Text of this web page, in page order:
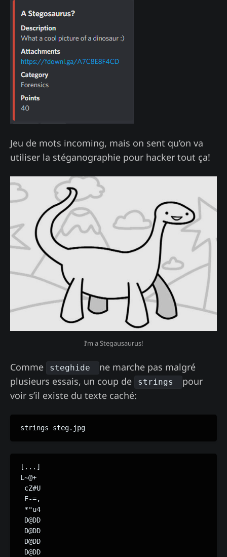
Jeu de mots incoming, mais on sent qu’on va
utiliser la stéganographie pour hacker tout ça!
I’m a Stegausaurus!
Comme steghide
ne marche pas malgré
plusieurs essais, un coup de
strings
pour
voir s’il existe du texte caché:
strings steg.jpg
[...]
L~@+
cZ#U
E-=,
*"u4
D@DD
D@DD
D@DD
D@DD